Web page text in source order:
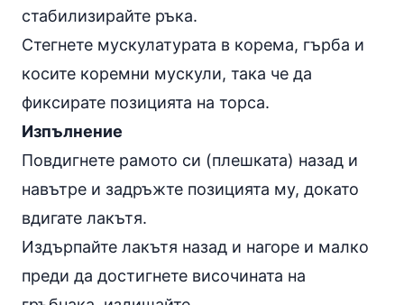
стабилизирайте ръка.
Стегнете мускулатурата в корема, гърба и
косите коремни мускули, така че да
фиксирате позицията на торса.
Изпълнение
Повдигнете рамото си (плешката) назад и
навътре и задръжте позицията му, докато
вдигате лакътя.
Издърпайте лакътя назад и нагоре и малко
преди да достигнете височината на